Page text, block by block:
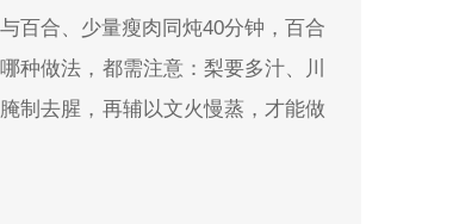
百合、少量瘦肉同炖40分钟，百合
种做法，都需注意：梨要多汁、川
制去腥，再辅以文火慢蒸，才能做